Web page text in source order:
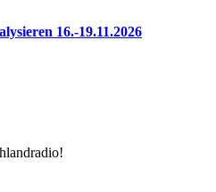
16.-19.11.2026